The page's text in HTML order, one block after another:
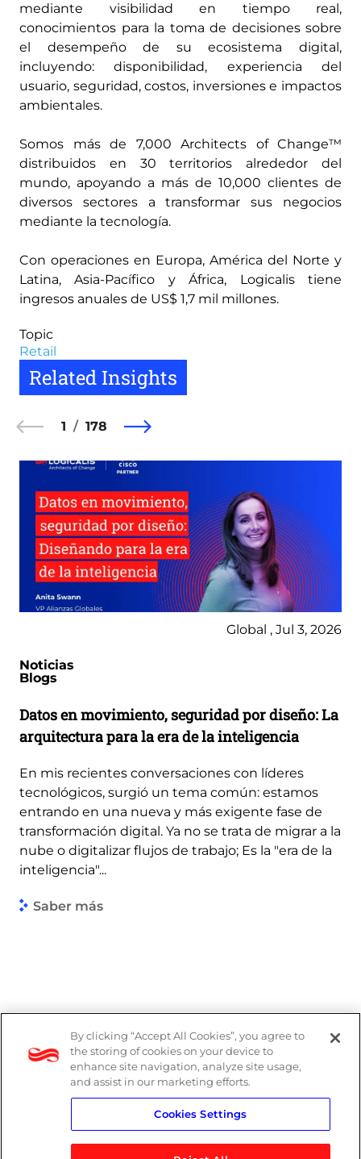
mediante visibilidad en tiempo real,
conocimientos para la toma de decisiones sobre
el desempeño de su ecosistema digital,
incluyendo: disponibilidad, experiencia del
usuario, seguridad, costos, inversiones e impactos
ambientales.
Somos más de 7,000 Architects of Change™
distribuidos en 30 territorios alrededor del
mundo, apoyando a más de 10,000 clientes de
diversos sectores a transformar sus negocios
mediante la tecnología.
Con operaciones en Europa, América del Norte y
Latina, Asia-Pacífico y África, Logicalis tiene
ingresos anuales de US$ 1,7 mil millones.
Topic
Retail
Related Insights
1 178
Global , Jul 3, 2026
Noticias
Blogs
Datos en movimiento, seguridad por diseño: La
arquitectura para la era de la inteligencia
En mis recientes conversaciones con líderes
tecnológicos, surgió un tema común: estamos
entrando en una nueva y más exigente fase de
transformación digital. Ya no se trata de migrar a la
nube o digitalizar flujos de trabajo; Es la "era de la
inteligencia"...
Saber más
By clicking “Accept All Cookies”, you agree to
the storing of cookies on your device to
enhance site navigation, analyze site usage,
and assist in our marketing efforts.
Cookies Settings